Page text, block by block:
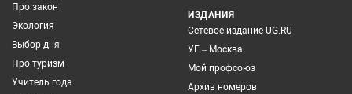
Про закон
Экология
Выбор дня
Про туризм
Учитель года
ИЗДАНИЯ
Сетевое издание UG.RU
УГ – Москва
Мой профсоюз
Архив номеров